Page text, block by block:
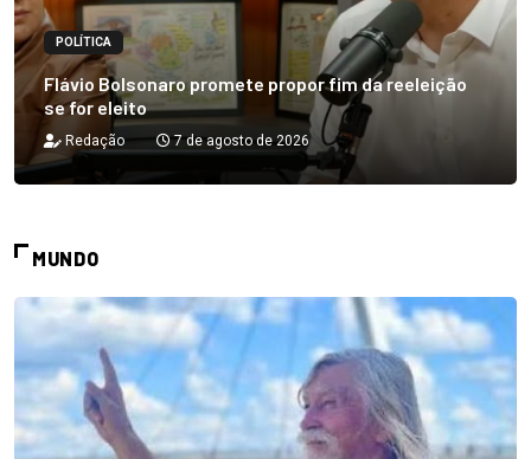
POLÍTICA
Flávio Bolsonaro promete propor fim da reeleição
se for eleito
Redação 7 de agosto de 2026
MUNDO